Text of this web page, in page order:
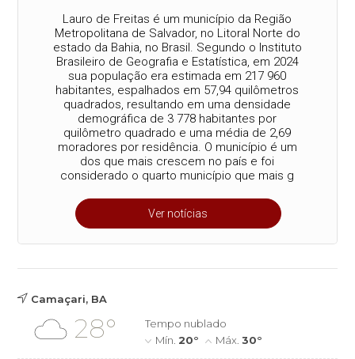
Lauro de Freitas é um município da Região
Metropolitana de Salvador, no Litoral Norte do
estado da Bahia, no Brasil. Segundo o Instituto
Brasileiro de Geografia e Estatística, em 2024
sua população era estimada em 217 960
habitantes, espalhados em 57,94 quilômetros
quadrados, resultando em uma densidade
demográfica de 3 778 habitantes por
quilômetro quadrado e uma média de 2,69
moradores por residência. O município é um
dos que mais crescem no país e foi
considerado o quarto município que mais g
Ver notícias
Camaçari, BA
28°
Tempo nublado
Mín.20° Máx.30°